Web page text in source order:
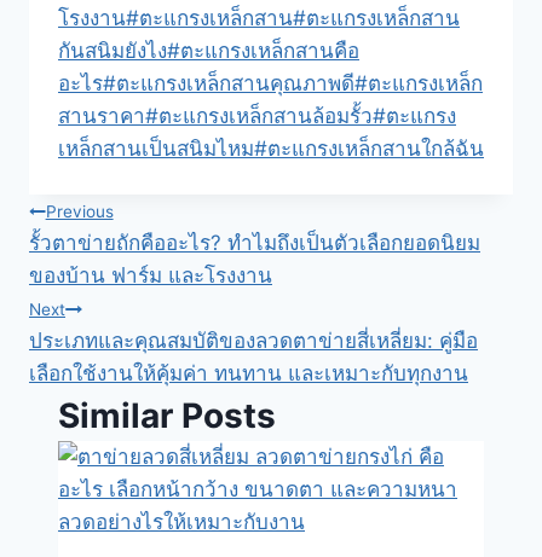
โรงงาน#ตะแกรงเหล็กสาน#ตะแกรงเหล็กสาน
กันสนิมยังไง#ตะแกรงเหล็กสานคือ
อะไร#ตะแกรงเหล็กสานคุณภาพดี#ตะแกรงเหล็ก
สานราคา#ตะแกรงเหล็กสานล้อมรั้ว#ตะแกรง
เหล็กสานเป็นสนิมไหม#ตะแกรงเหล็กสานใกล้ฉัน
แนะแนว
เรื่อง
Previous
รั้วตาข่ายถักคืออะไร? ทำไมถึงเป็นตัวเลือกยอดนิยม
ของบ้าน ฟาร์ม และโรงงาน
Next
ประเภทและคุณสมบัติของลวดตาข่ายสี่เหลี่ยม: คู่มือ
เลือกใช้งานให้คุ้มค่า ทนทาน และเหมาะกับทุกงาน
Similar Posts